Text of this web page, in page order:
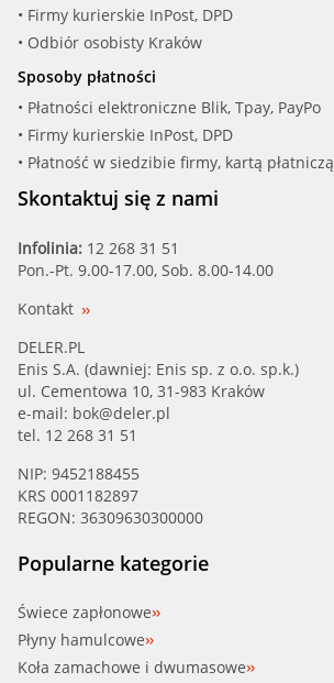
• Firmy kurierskie InPost, DPD
• Odbiór osobisty Kraków
Sposoby płatności
• Płatności elektroniczne Blik, Tpay, PayPo
• Firmy kurierskie InPost, DPD
• Płatność w siedzibie firmy, kartą płatniczą
Skontaktuj się z nami
Infolinia: 12 268 31 51
Pon.-Pt. 9.00-17.00, Sob. 8.00-14.00
Kontakt
DELER.PL
Enis S.A. (dawniej: Enis sp. z o.o. sp.k.)
ul. Cementowa 10, 31-983 Kraków
e-mail: bok@deler.pl
tel. 12 268 31 51
NIP: 9452188455
KRS 0001182897
REGON: 36309630300000
Popularne kategorie
Świece zapłonowe
Płyny hamulcowe
Koła zamachowe i dwumasowe